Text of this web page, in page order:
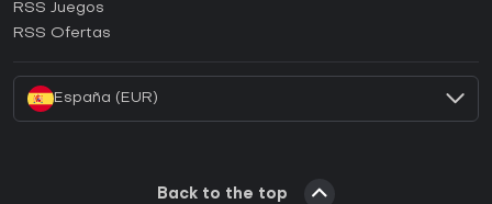
RSS Juegos
RSS Ofertas
España (EUR)
Back to the top